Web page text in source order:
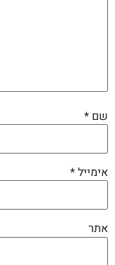
שם *
אימייל*
אתר